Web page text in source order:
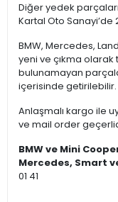
Diğer yedek
Kartal Oto
BMW, Mercedes,
yeni ve çıkma
bulunamayan
içerisinde getirilebilir.
Anlaşmalı kargo ile
ve mail order
BMW ve Mini
Mercedes, Smart
01 41